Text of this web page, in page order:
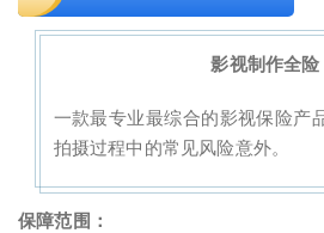
影视制作全险
一款最专业最综合的影视保险产
拍摄过程中的常见风险意外。
保障范围：